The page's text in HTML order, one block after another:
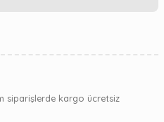
ederiz.
siparişlerde kargo ücretsiz